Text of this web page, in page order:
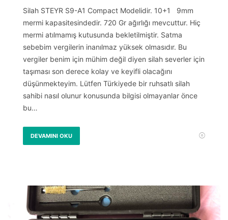
Silah STEYR S9-A1 Compact Modelidir. 10+1 9mm
mermi kapasitesindedir. 720 Gr ağırlığı mevcuttur. Hiç
mermi atılmamış kutusunda bekletilmiştir. Satma
sebebim vergilerin inanılmaz yüksek olmasıdır. Bu
vergiler benim için mühim değil diyen silah severler için
taşıması son derece kolay ve keyifli olacağını
düşünmekteyim. Lütfen Türkiyede bir ruhsatlı silah
sahibi nasıl olunur konusunda bilgisi olmayanlar önce
bu…
DEVAMINI OKU